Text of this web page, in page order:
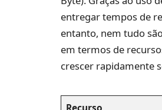
entregar tempos de
entanto, nem tudo
em termos de
crescer rapidamente